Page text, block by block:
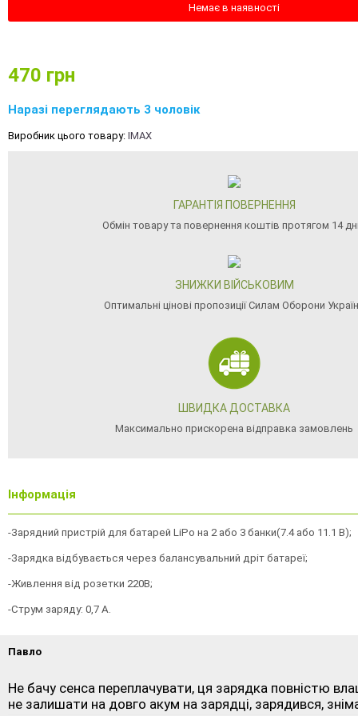
Немає в наявності
470 грн
Наразі переглядають 3 чоловік
Виробник цього товару: IMAX
ГАРАНТІЯ ПОВЕРНЕННЯ
Обмін товару та повернення коштів протягом 14
ЗНИЖКИ ВІЙСЬКОВИМ
Оптимальні цінові пропозиції Силам Оборони
ШВИДКА ДОСТАВКА
Максимально прискорена відправка замовлень
Інформація
-Зарядний пристрій для батарей LiPo на 2 або 3 банки(7.4 або 11.1 В);
-Зарядка відбувається через балансувальний дріт батареї;
-Живлення від розетки 220В;
-Струм заряду: 0,7 А.
Павло
Не бачу сенса переплачувати, ця зарядка повністю
не залишати на довго акум на зарядці, зарядився,